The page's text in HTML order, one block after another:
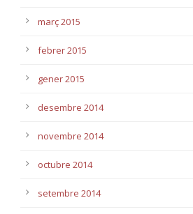
març 2015
febrer 2015
gener 2015
desembre 2014
novembre 2014
octubre 2014
setembre 2014